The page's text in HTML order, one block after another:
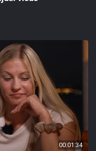
00:01:34